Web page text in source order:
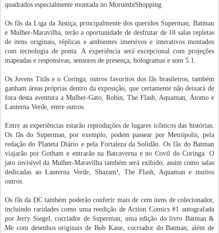
quadrados especialmente montada no MorumbiShopping.
Os fãs da Liga da Justiça, principalmente dos queridos Superman, Batman
e Mulher-Maravilha, terão a oportunidade de desfrutar de 18 salas repletas
de itens originais, réplicas e ambientes imersivos e interativos montados
com tecnologia de ponta. A experiência será excepcional com projeções
mapeadas e responsivas, sensores de presença, hologramas e som 5.1.
Os Jovens Titãs e o Coringa, outros favoritos dos fãs brasileiros, também
ganham áreas próprias dentro da exposição, que certamente não deixará de
fora desta aventura a Mulher-Gato, Robin, The Flash, Aquaman, Átomo e
Lanterna Verde, entre outros.
Entre as experiências estarão reproduções de lugares icônicos das histórias.
Os fãs do Superman, por exemplo, podem passear por Metrópolis, pela
redação do Planeta Diário e pela Fortaleza da Solidão. Os fãs do Batman
viajarão por Gotham e entrarão na Batcaverna e no Covil do Coringa. O
jato invisível da Mulher-Maravilha também será exibido, assim como salas
dedicadas ao Lanterna Verde, Shazam!, The Flash, Aquaman e muitos
outros.
Os fãs da DC também poderão conferir mais de cem itens de colecionador,
incluindo raridades como uma reedição de Action Comics #1 autografada
por Jerry Siegel, cocriador de Superman; uma edição do livro Batman &
Me com desenhos originais de Bob Kane, cocriador do Batman; além de